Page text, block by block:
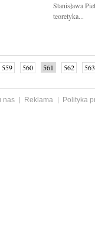
Stanisława
teoretyka...
559 560 561 562
563
nas Reklama
Polityka